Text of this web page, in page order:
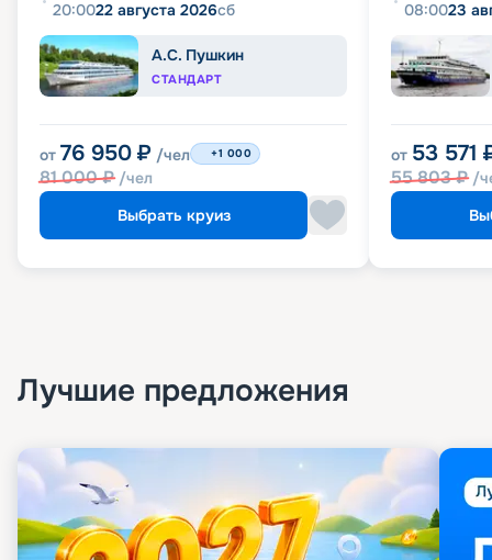
20:0022 августа 2026сб
А.С. Пушкин
СТАНДАРТ
от 76 950 ₽ /чел
81 000₽ /чел
+1 000
Выбрать круиз
08:0023
от 53 571
55 803₽ /
Лучшие предложения